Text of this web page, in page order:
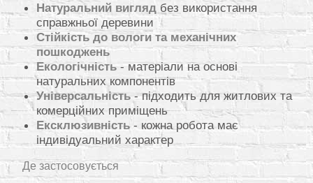
Натуральний вигляд без використання
справжньої деревини
Стійкість до вологи та механічних
пошкоджень
Екологічність - матеріали на основі
натуральних компонентів
Універсальність - підходить для житлових та
комерційних приміщень
Ексклюзивність - кожна робота має
індивідуальний характер
Де застосовується